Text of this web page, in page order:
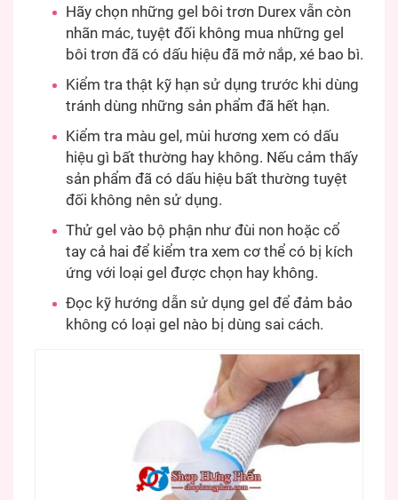
Hãy chọn những gel bôi trơn Durex vẫn còn
nhãn mác, tuyệt đối không mua những gel
bôi trơn đã có dấu hiệu đã mở nắp, xé bao bì.
Kiểm tra thật kỹ hạn sử dụng trước khi dùng
tránh dùng những sản phẩm đã hết hạn.
Kiểm tra màu gel, mùi hương xem có dấu
hiệu gì bất thường hay không. Nếu cảm thấy
sản phẩm đã có dấu hiệu bất thường tuyệt
đối không nên sử dụng.
Thử gel vào bộ phận như đùi non hoặc cổ
tay cả hai để kiểm tra xem cơ thể có bị kích
ứng với loại gel được chọn hay không.
Đọc kỹ hướng dẫn sử dụng gel để đảm bảo
không có loại gel nào bị dùng sai cách.